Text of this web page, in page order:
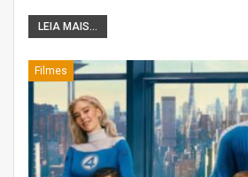
LEIA MAIS...
Filmes